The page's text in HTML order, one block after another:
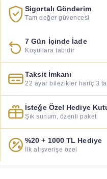
Sigortalı Gönderim
Tam değer güvencesi
7 Gün İçinde İade
Koşullara tabidir
Taksit İmkanı
22 ayar bilezikler hariç 3
İsteğe Özel Hediye
Şık sunum, özenli paket
%20 + 1000 TL Hediye
İlk alışverişe özel